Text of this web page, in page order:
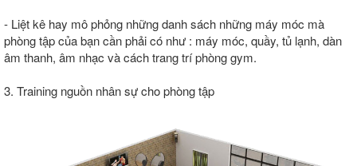
- Liệt kê hay mô phỏng những danh sách những máy móc mà
phòng tập của bạn cần phải có như : máy móc, quầy, tủ lạnh, dàn
âm thanh, âm nhạc và cách trang trí phòng gym.
3. Training nguồn nhân sự cho phòng tập